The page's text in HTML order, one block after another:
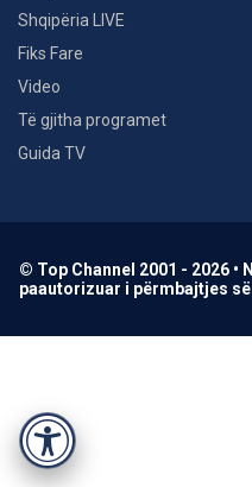
Shqipëria LIVE
Fiks Fare
Video
Të gjitha programet
Guida TV
© Top Channel 2001 - 2026
paautorizuar i përmbajtjes